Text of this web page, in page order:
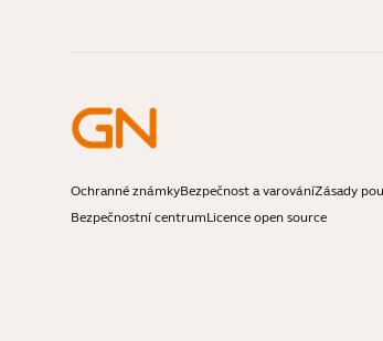
Ochranné známkyBezpečnost a varováníZásady
Bezpečnostní centrumLicence open source